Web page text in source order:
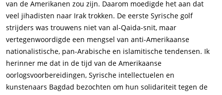
van de Amerikanen zou zijn. Daarom moedigde het aan dat
veel jihadisten naar Irak trokken. De eerste Syrische golf
strijders was trouwens niet van al-Qaida-snit, maar
vertegenwoordigde een mengsel van anti-Amerikaanse
nationalistische, pan-Arabische en islamitische tendensen. Ik
herinner me dat in de tijd van de Amerikaanse
oorlogsvoorbereidingen, Syrische intellectuelen en
kunstenaars Bagdad bezochten om hun solidariteit tegen de